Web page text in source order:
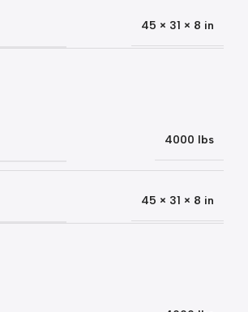
45 × 31 × 8 in
4000 lbs
45 × 31 × 8 in